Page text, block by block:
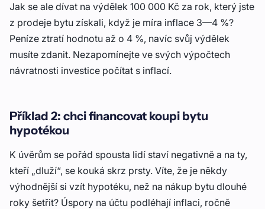
Jak se ale dívat na výdělek 100 000 Kč za rok, který jste
z prodeje bytu získali, když je míra inflace 3—4 %?
Peníze ztratí hodnotu až o 4 %, navíc svůj výdělek
musíte zdanit. Nezapomínejte ve svých výpočtech
návratnosti investice počítat s inflací.
Příklad 2: chci financovat koupi bytu
hypotékou
K úvěrům se pořád spousta lidí staví negativně a na ty,
kteří „dluží“, se kouká skrz prsty. Víte, že je někdy
výhodnější si vzít hypotéku, než na nákup bytu dlouhé
roky šetřit? Úspory na účtu podléhají inflaci, ročně